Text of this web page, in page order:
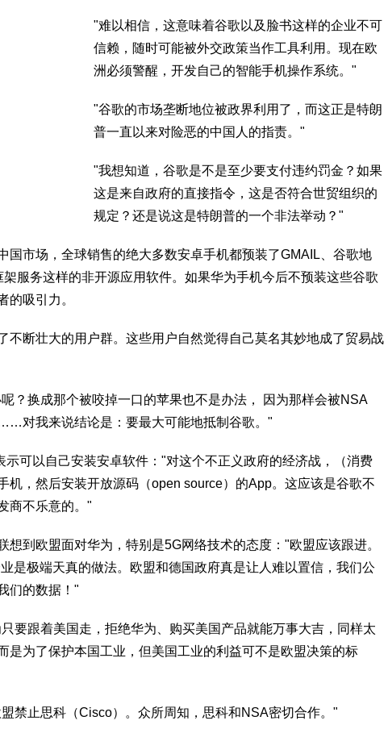
"难以相信，这意味着谷歌以及脸书这样的企业不可
信赖，随时可能被外交政策当作工具利用。现在欧
洲必须警醒，开发自己的智能手机操作系统。"
"谷歌的市场垄断地位被政界利用了，而这正是特朗
普一直以来对险恶的中国人的指责。"
"我想知道，谷歌是不是至少要支付违约罚金？如果
这是来自政府的直接指令，这是否符合世贸组织的
规定？还是说这是特朗普的一个非法举动？"
国市场，全球销售的绝大多数安卓手机都预装了GMAIL、谷歌地
服务这样的非开源应用软件。如果华为手机今后不预装这些谷歌
的吸引力。
不断壮大的用户群。这些用户自然觉得自己莫名其妙地成了贸易战
？换成那个被咬掉一口的苹果也不是办法， 因为那样会被NSA
对我来说结论是：要最大可能地抵制谷歌。"
示可以自己安装安卓软件："对这个不正义政府的经济战，（消费
机，然后安装开放源码（open source）的App。这应该是谷歌不
商不乐意的。"
想到欧盟面对华为，特别是5G网络技术的态度："欧盟应该跟进。
是极端天真的做法。欧盟和德国政府真是让人难以置信，我们公
们的数据！"
要跟着美国走，拒绝华为、购买美国产品就能万事大吉，同样太
是为了保护本国工业，但美国工业的利益可不是欧盟决策的标
禁止思科（Cisco）。众所周知，思科和NSA密切合作。"